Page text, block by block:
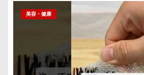
美容・健康